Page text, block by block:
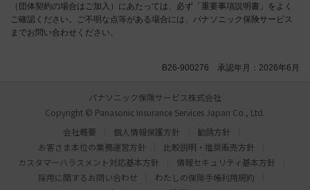
（団体契約の場合はご加入）にあたっては、必ず「重要事項説明書」をよく
ご確認ください。ご不明な点等がある場合には、パナソニック保険サービス
までお問い合わせください。
B26-900276 承認年月：2026年6月
パナソニック保険サービス株式会社
Copyright © Panasonic Insurance Services Japan Co., Ltd.
会社概要
個人情報保護方針
勧誘方針
お客さま本位の業務運営方針
比較説明・推奨販売方針
カスタマーハラスメント対応基本方針
情報セキュリティ基本方針
採用に関するお問い合わせ
わたしの保険手帳利用規約